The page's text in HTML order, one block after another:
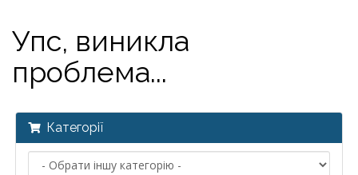
Упс, виникла
проблема...
Категорії